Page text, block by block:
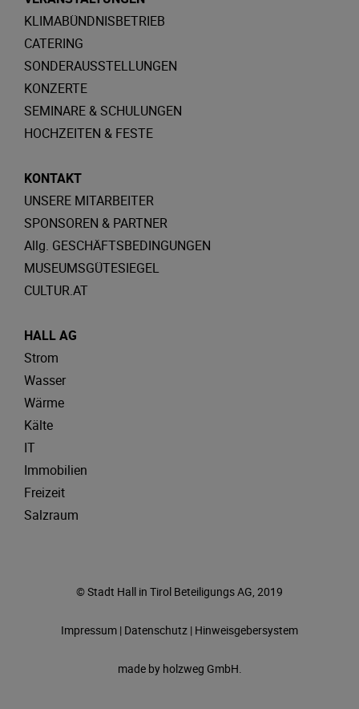
KLIMABÜNDNISBETRIEB
CATERING
SONDERAUSSTELLUNGEN
KONZERTE
SEMINARE & SCHULUNGEN
HOCHZEITEN & FESTE
KONTAKT
UNSERE MITARBEITER
SPONSOREN & PARTNER
Allg. GESCHÄFTSBEDINGUNGEN
MUSEUMSGÜTESIEGEL
CULTUR.AT
HALL AG
Strom
Wasser
Wärme
Kälte
IT
Immobilien
Freizeit
Salzraum
© Stadt Hall in Tirol Beteiligungs AG, 2019
Impressum | Datenschutz | Hinweisgebersystem
made by holzweg GmbH.